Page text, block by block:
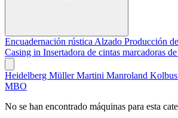
Encuadernación rústica Alzado Producción
Casing in Insertadora de cintas marcadoras
Heidelberg Müller Martini Manroland Kolbus
MBO
No se han encontrado máquinas para esta